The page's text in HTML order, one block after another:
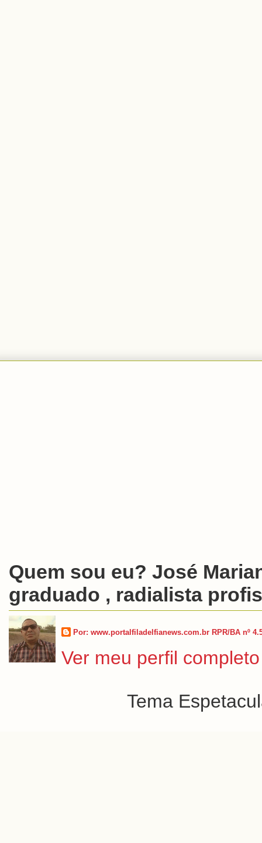
Quem sou eu? José
graduado , radialista
Por: www.portalfiladelfianews.com.br RPR/BA nº
Ver meu perfil completo
Tema